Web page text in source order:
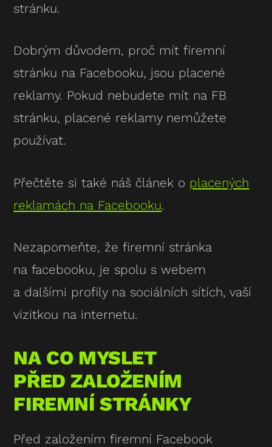
stránku.
Dobrým důvodem, proč mít firemní
stránku na Facebooku, jsou placené
reklamy. Pokud nebudete mít na FB
stránku, placené reklamy nemůžete
používat.
Přečtěte si také náš článek o placených
reklamách na Facebooku.
Nezapomeňte, že firemní stránka
na facebooku, je spolu s webem
a dalšími profily na sociálních sítích, vaší
vizitkou na internetu.
NA CO MYSLET
PŘED ZALOŽENÍM
FIREMNÍ STRÁNKY
Před založením firemní Facebook